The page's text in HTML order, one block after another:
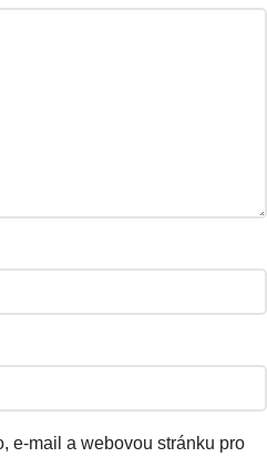
e-mail a webovou stránku pro